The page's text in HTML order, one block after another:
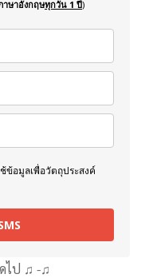
าษาอังกฤษทุกวัน 1 ปี)
ข้อมูลเพื่อวัตถุประสงค์
ไป ♫ -♫